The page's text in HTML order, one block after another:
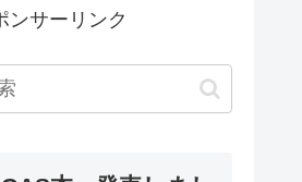
ンサーリンク